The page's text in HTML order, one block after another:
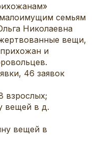
семьям
Николаевна
вещи,
и
46 заявок
взрослых;
вещей в д.
вещей в